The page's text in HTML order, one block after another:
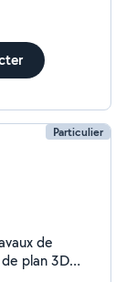
Particulier
plan 3D